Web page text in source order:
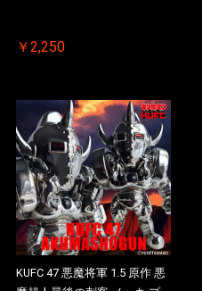
￥2,250
KUFC 47 悪魔将軍 1.5 原作 悪